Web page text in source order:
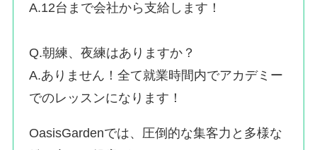
A.12台まで会社から支給します！
Q.朝練、夜練はありますか？
A.ありません！全て就業時間内でアカデミー
でのレッスンになります！
OasisGardenでは、圧倒的な集客力と多様な